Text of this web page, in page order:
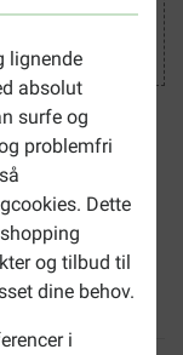
lignende
absolut
surfe og
problemfri
Dette
og tilbud til
dine behov.
i
er
store hunde